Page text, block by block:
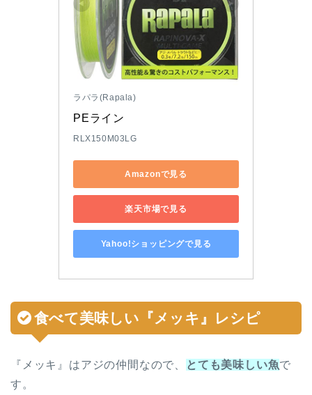
ラパラ(Rapala)
PEライン
RLX150M03LG
Amazonで見る
楽天市場で見る
Yahoo!ショッピングで見る
食べて美味しい『メッキ』 レシピ
『メッキ』はアジの仲間なので、 とても美味しい魚で
す。